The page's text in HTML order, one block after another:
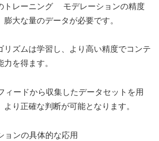
トレーニング モデレーションの精度
膨大な量のデータが必要です。
リズムは学習し、より高い精度でコンテ
を得ます。
ィードから収集したデータセットを用
より正確な判断が可能となります。
ョンの具体的な応用